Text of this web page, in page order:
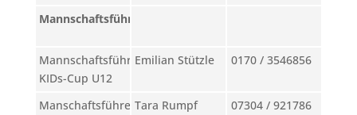
Mannschaftsführer
Mannschaftsführerin
KIDs-Cup U12
Emilian Stützle 0170 / 3546856
ManschaftsführerinTara Rumpf 07304 / 921786